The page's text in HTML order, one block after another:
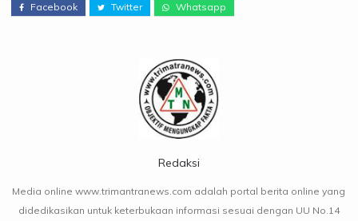
Facebook Twitter Whatsapp
Redaksi
Media online www.trimantranews.com adalah portal berita online yang
didedikasikan untuk keterbukaan informasi sesuai dengan UU No.14